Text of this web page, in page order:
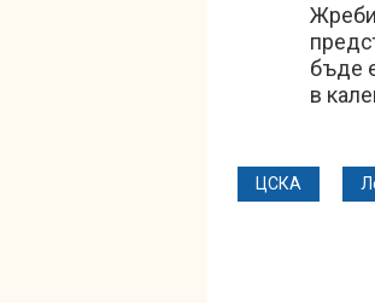
бъде
в
ЦСКА